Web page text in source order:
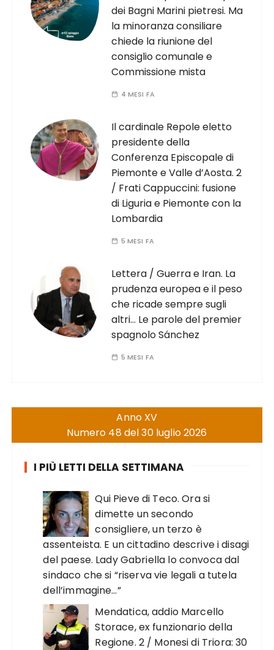
dei Bagni Marini pietresi. Ma
la minoranza consiliare
chiede la riunione del
consiglio comunale e
Commissione mista
4 MESI FA
Il cardinale Repole eletto
presidente della
Conferenza Episcopale di
Piemonte e Valle d’Aosta. 2
/ Frati Cappuccini: fusione
di Liguria e Piemonte con la
Lombardia
5 MESI FA
Lettera / Guerra e Iran. La
prudenza europea e il peso
che ricade sempre sugli
altri… Le parole del premier
spagnolo Sánchez
5 MESI FA
Anno XV
Numero 48 del 30 luglio 2026
I PIÙ LETTI DELLA SETTIMANA
Qui Pieve di Teco. Ora si
dimette un secondo
consigliere, un terzo è
assenteista. E un cittadino descrive i disagi
del paese. Lady Gabriella lo convoca dal
sindaco che si “riserva vie legali a tutela
dell’immagine…”
Mendatica, addio Marcello
Storace, ex funzionario della
Regione. 2 / Monesi di Triora: 30